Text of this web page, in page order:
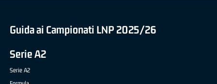
Guida ai Campionati LNP 2025/26
Serie A2
Serie A2